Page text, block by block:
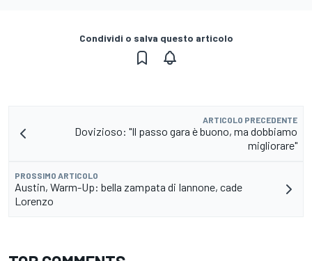
Condividi o salva questo articolo
ARTICOLO PRECEDENTE
Dovizioso: "Il passo gara è buono, ma dobbiamo
migliorare"
PROSSIMO ARTICOLO
Austin, Warm-Up: bella zampata di Iannone, cade
Lorenzo